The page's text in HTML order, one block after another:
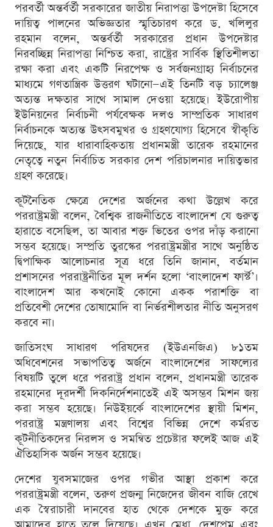
পরবর্তী অন্তর্বর্তী সরকারের জাতীয় নিরাপত্তা উপদেষ্টা হিসেবে
দায়িত্ব পালনের অভিজ্ঞতার স্মৃতিচারণ করে ড. খলিলুর
রহমান বলেন, অন্তর্বর্তী সরকারের প্রধান উপদেষ্টার
নিরবচ্ছিন্ন নিরাপত্তা নিশ্চিত করা, রাষ্ট্রের সার্বিক স্থিতিশীলতা
রক্ষা করা এবং একটি নিরপেক্ষ ও সর্বজনগ্রাহ্য নির্বাচনের
মাধ্যমে গণতান্ত্রিক উত্তরণ ঘটানো—এই তিনটি বড় চ্যালেঞ্জ
অত্যন্ত দক্ষতার সাথে সামাল দেওয়া হয়েছে। ইউরোপীয়
ইউনিয়নের নির্বাচনী পর্যবেক্ষক দলও সাম্প্রতিক সাধারণ
নির্বাচনকে অত্যন্ত উৎসবমুখর ও গ্রহণযোগ্য হিসেবে স্বীকৃতি
দিয়েছে, যার ধারাবাহিকতায় প্রধানমন্ত্রী তারেক রহমানের
নেতৃত্বে নতুন নির্বাচিত সরকার দেশ পরিচালনার দায়িত্বভার
গ্রহণ করেছে।
কূটনৈতিক ক্ষেত্রে দেশের অর্জনের কথা উল্লেখ করে
পররাষ্ট্রমন্ত্রী বলেন, বৈশ্বিক রাজনীতিতে বাংলাদেশ যে গুরুত্ব
হারাতে বসেছিল, তা আবার শক্ত ভিতের ওপর দাঁড় করানো
সম্ভব হয়েছে। সম্প্রতি তুরস্কের পররাষ্ট্রমন্ত্রীর সাথে অনুষ্ঠিত
দ্বিপাক্ষিক আলোচনার সূত্র ধরে তিনি জানান, বর্তমান
প্রশাসনের পররাষ্ট্রনীতির মূল দর্শন হলো ‘বাংলাদেশ ফার্স্ট’।
বাংলাদেশ আর কখনোই কোনো একক পরাশক্তি বা
প্রতিবেশী দেশের তোষামোদি বা নির্ভরশীলতার নীতি অনুসরণ
করবে না।
জাতিসংঘ সাধারণ পরিষদের (ইউএনজিএ) ৮১তম
অধিবেশনের সভাপতিত্ব অর্জনে বাংলাদেশের সাফল্যের
বিষয়টি তুলে ধরে পররাষ্ট্র প্রধান বলেন, প্রধানমন্ত্রী তারেক
রহমানের দূরদর্শী দিকনির্দেশনাতেই এই অসম্ভব মিশন জয়
করা সম্ভব হয়েছে। নিউইয়র্কে বাংলাদেশের স্থায়ী মিশন,
পররাষ্ট্র মন্ত্রণালয় এবং বিশ্বের বিভিন্ন দেশে কর্মরত
কূটনীতিকদের নিরলস ও সমন্বিত প্রচেষ্টার ফলেই আজ এই
ঐতিহাসিক অর্জন সম্ভব হয়েছে।
দেশের যুবসমাজের ওপর গভীর আস্থা প্রকাশ করে
পররাষ্ট্রমন্ত্রী বলেন, তরুণ প্রজন্ম নিজেদের জীবন বাজি রেখে
এক স্বৈরাচারী দানবের হাত থেকে দেশকে মুক্ত করে